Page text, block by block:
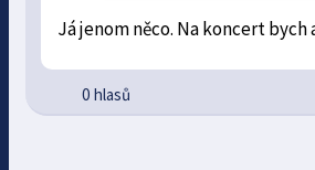
Já jenom něco. Na koncert bych
0 hlasů